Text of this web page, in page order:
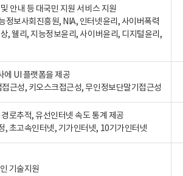
안내 등 대국민 지원 서비스 지원
정보사회진흥원, NIA, 인터넷윤리, 사이버폭력
, 웰리, 지능정보윤리, 사이버윤리, 디지털윤리,
에 UI 플랫폼을 제공
근성, 키오스크접근성, 무인정보단말기접근성
로추적, 유선인터넷 속도 통계 제공
, 초고속인터넷, 기가인터넷, 10기가인터넷
기술지원